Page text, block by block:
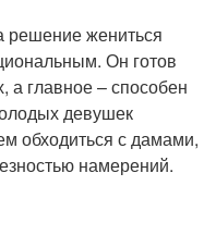
решение жениться
Он готов
а главное – способен
девушек
обходиться с дамами,
намерений.